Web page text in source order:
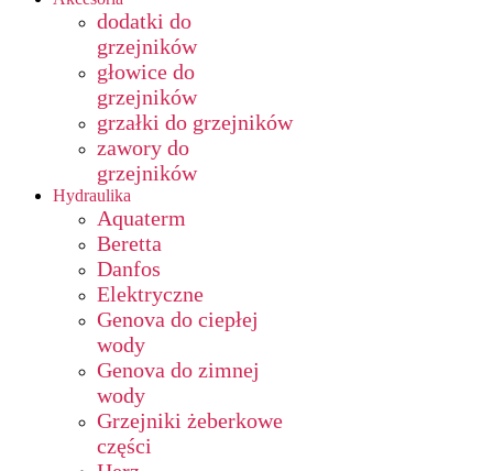
dodatki do
grzejników
głowice do
grzejników
grzałki do grzejników
zawory do
grzejników
Hydraulika
Aquaterm
Beretta
Danfos
Elektryczne
Genova do ciepłej
wody
Genova do zimnej
wody
Grzejniki żeberkowe
części